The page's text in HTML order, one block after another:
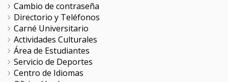
Cambio de contraseña
Directorio y Teléfonos
Carné Universitario
Actividades Culturales
Área de Estudiantes
Servicio de Deportes
Centro de Idiomas